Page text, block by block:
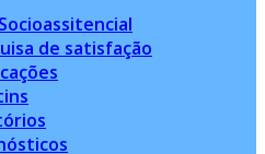
de satisfação